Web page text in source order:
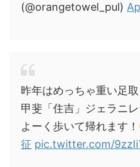
(@orangetowel_pul)
昨年はめっちゃ重い足
甲斐「住吉」ジェラニ
よーく歩いて帰れます！
征 pic.twitter.com/